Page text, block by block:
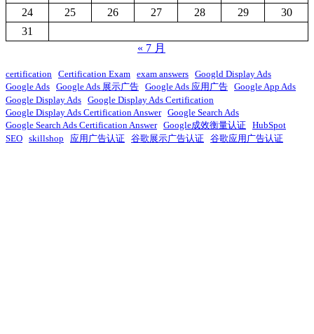
24
25 26 27 28 29
30
31
« 7 月
certification Certification Exam exam answers Googld Display Ads
Google Ads Google Ads 展示广告 Google Ads 应用广告 Google App Ads
Google Display Ads Google Display Ads Certification
Google Display Ads Certification Answer Google Search Ads
Google Search Ads Certification Answer Google成效衡量认证 HubSpot
SEO skillshop 应用广告认证 谷歌展示广告认证 谷歌应用广告认证